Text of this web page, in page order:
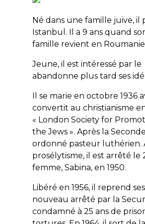
Né dans une famille juive, il
Istanbul. Il a 9 ans quand
famille revient en Roumanie
Jeune, il est intéressé par le
abandonne plus tard ses
Il se marie en octobre 1936
convertit au christianisme
« London Society for
the Jews ». Après la
ordonné pasteur luthérien.
prosélytisme, il est arrêté le
femme, Sabina, en 1950.
Libéré en 1956, il reprend
nouveau arrêté par la
condamné à 25 ans de